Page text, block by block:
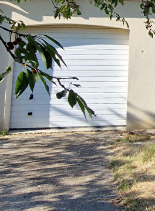
parfait état offrant de beaux
vaste salon séjour, cuisine
wc avec lave-mains, salle
Dépendance. Chauffage par pompe